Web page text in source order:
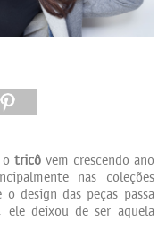
tricôvem crescendo ano
nas coleções
design das peças passa
ele deixou de ser aquela